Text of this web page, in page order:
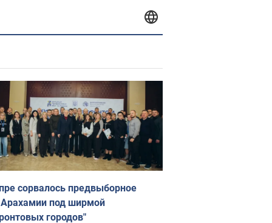
сорвалось предвыборное
Арахамии под ширмой
городов"